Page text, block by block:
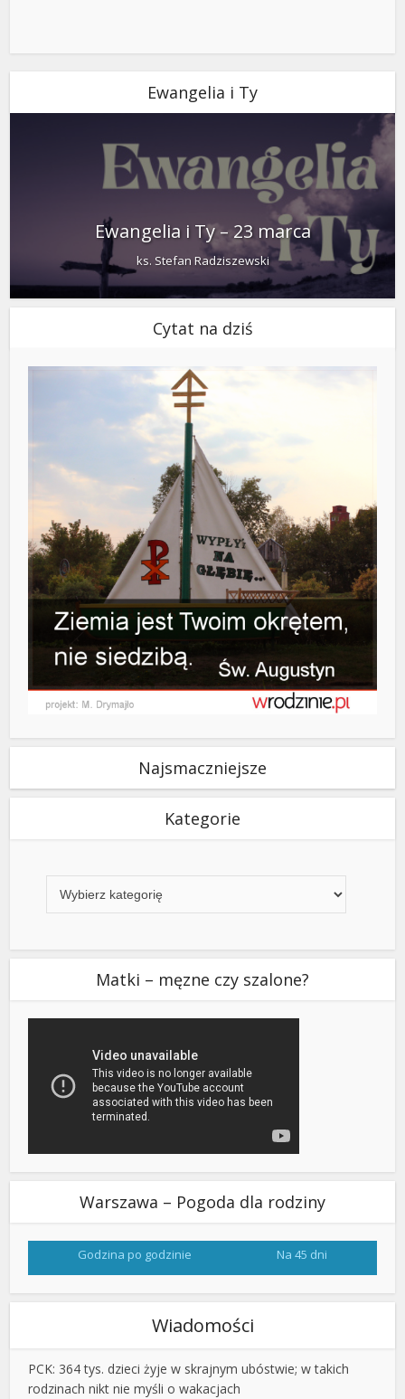
Ewangelia i Ty
Ewangelia i Ty – 23 marca
ks. Stefan Radziszewski
Cytat na dziś
Najsmaczniejsze
Kategorie
Matki – męzne czy szalone?
Warszawa – Pogoda dla rodziny
Godzina po godzinie Na 45 dni
Wiadomości
PCK: 364 tys. dzieci żyje w skrajnym ubóstwie; w takich
rodzinach nikt nie myśli o wakacjach